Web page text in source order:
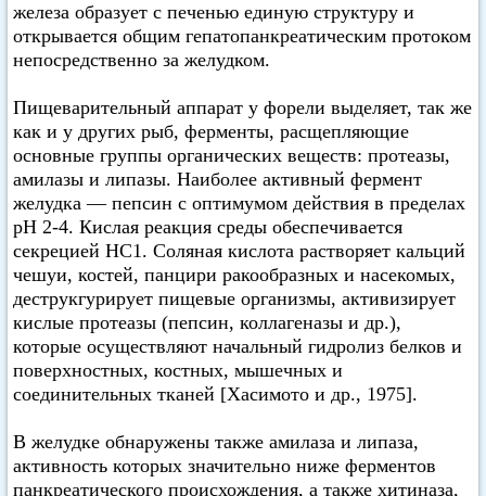
железа образует с печенью единую структуру и
открывается общим гепатопанкреатическим протоком
непосредственно за желудком.
Пищеварительный аппарат у форели выделяет, так же
как и у других рыб, ферменты, расщепляющие
основные группы органических веществ: протеазы,
амилазы и липазы. Наиболее активный фермент
желудка — пепсин с оптимумом действия в пределах
pH 2-4. Кислая реакция среды обеспечивается
секрецией НС1. Соляная кислота растворяет кальций
чешуи, костей, панцири ракообразных и насекомых,
деструкгурирует пищевые организмы, активизирует
кислые протеазы (пепсин, коллагеназы и др.),
которые осуществляют начальный гидролиз белков и
поверхностных, костных, мышечных и
соединительных тканей [Хасимото и др., 1975].
В желудке обнаружены также амилаза и липаза,
активность которых значительно ниже ферментов
панкреатического происхождения, а также хитиназа,